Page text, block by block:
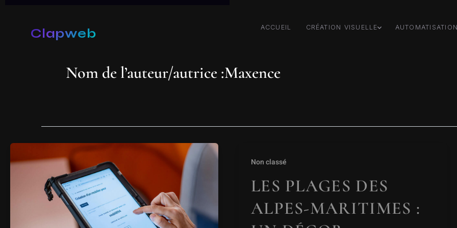
Clapweb ACCUEIL CRÉATION VISUELLE
Nom de l’auteur/autrice :Maxence
Non classé
LES PLAGES DES
ALPES-MARITIMES :